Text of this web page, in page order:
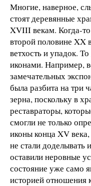
Многие, наверное,
стоят деревянные
XVIII векам. Когда-
второй половине XX
ветхость и упадок.
иконами. Например,
замечательных
была разбита на три
зерна, поскольку в
реставраторы,
смогли не только
иконы конца XV
не стали доделывать
оставили неровные
состояние уже само
историей отношения